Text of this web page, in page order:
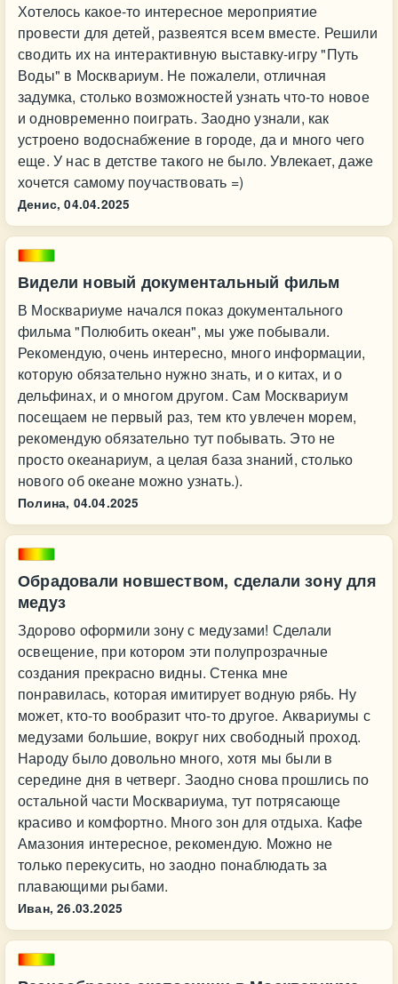
Хотелось какое-то интересное мероприятие
провести для детей, развеятся всем вместе. Решили
сводить их на интерактивную выставку-игру "Путь
Воды" в Москвариум. Не пожалели, отличная
задумка, столько возможностей узнать что-то новое
и одновременно поиграть. Заодно узнали, как
устроено водоснабжение в городе, да и много чего
еще. У нас в детстве такого не было. Увлекает, даже
хочется самому поучаствовать =)
Денис, 04.04.2025
Видели новый документальный фильм
В Москвариуме начался показ документального
фильма "Полюбить океан", мы уже побывали.
Рекомендую, очень интересно, много информации,
которую обязательно нужно знать, и о китах, и о
дельфинах, и о многом другом. Сам Москвариум
посещаем не первый раз, тем кто увлечен морем,
рекомендую обязательно тут побывать. Это не
просто океанариум, а целая база знаний, столько
нового об океане можно узнать.).
Полина, 04.04.2025
Обрадовали новшеством, сделали зону для
медуз
Здорово оформили зону с медузами! Сделали
освещение, при котором эти полупрозрачные
создания прекрасно видны. Стенка мне
понравилась, которая имитирует водную рябь. Ну
может, кто-то вообразит что-то другое. Аквариумы с
медузами большие, вокруг них свободный проход.
Народу было довольно много, хотя мы были в
середине дня в четверг. Заодно снова прошлись по
остальной части Москвариума, тут потрясающе
красиво и комфортно. Много зон для отдыха. Кафе
Амазония интересное, рекомендую. Можно не
только перекусить, но заодно понаблюдать за
плавающими рыбами.
Иван, 26.03.2025